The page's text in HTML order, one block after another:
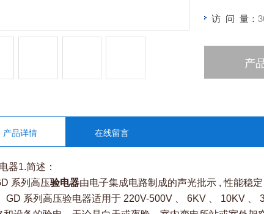
访 问 量：
产
产品详情 在线留言
器1.简述：
列高压验电器由电子集成电路制成的声光批示 , 性能稳
GD 系列高压验电器适用于 220V-500V 、 6KV 、 10KV